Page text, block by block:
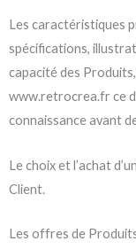
Les caractéristiques
spécifications,
capacité des
www.retrocrea.fr ce
connaissance avant
Le choix et l’achat
Client.
Les offres de